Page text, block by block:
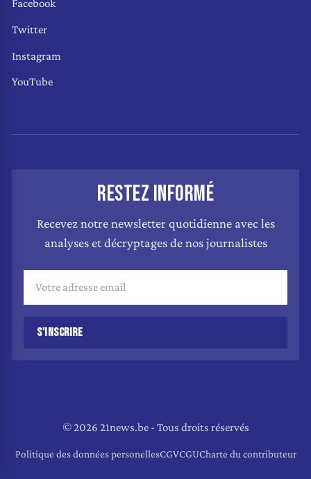
Facebook
Twitter
Instagram
YouTube
RESTEZ INFORMÉ
Recevez notre newsletter quotidienne avec les
analyses et décryptages de nos journalistes
S'INSCRIRE
© 2026 21news.be - Tous droits réservés
Politique des données personellesCGVCGUCharte du contributeur